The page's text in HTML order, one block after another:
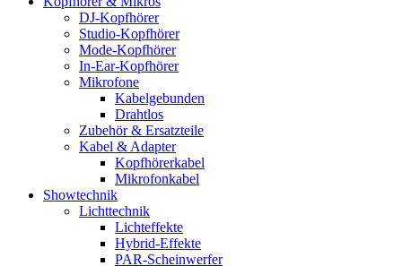
DJ-Kopfhörer
Studio-Kopfhörer
Mode-Kopfhörer
In-Ear-Kopfhörer
Mikrofone
Kabelgebunden
Drahtlos
Zubehör & Ersatzteile
Kabel & Adapter
Kopfhörerkabel
Mikrofonkabel
Showtechnik
Lichttechnik
Lichteffekte
Hybrid-Effekte
PAR-Scheinwerfer